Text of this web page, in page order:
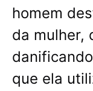
homem
da mulher,
que ela